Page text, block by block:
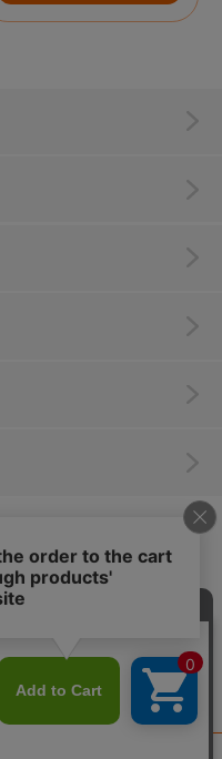
ションを。
株式会社